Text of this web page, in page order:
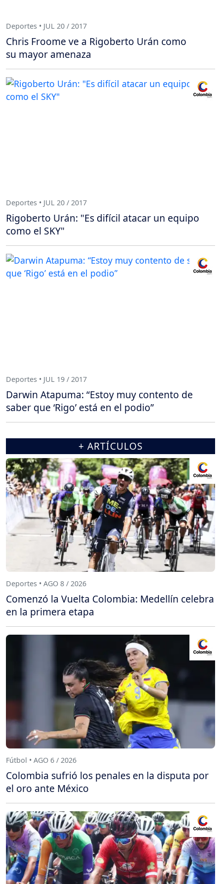
Deportes • JUL 20 / 2017
Chris Froome ve a Rigoberto Urán como
su mayor amenaza
Deportes • JUL 20 / 2017
Rigoberto Urán: "Es difícil atacar un equipo
como el SKY"
Deportes • JUL 19 / 2017
Darwin Atapuma: “Estoy muy contento de
saber que ‘Rigo’ está en el podio”
+ ARTÍCULOS
Deportes • AGO 8 / 2026
Comenzó la Vuelta Colombia: Medellín celebra
en la primera etapa
Fútbol • AGO 6 / 2026
Colombia sufrió los penales en la disputa por
el oro ante México